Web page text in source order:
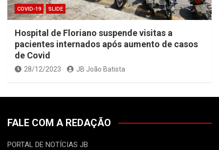
COVID-19 SLIDE
Hospital de Floriano suspende visitas a
pacientes internados após aumento de casos
de Covid
28/12/2023 JB João Batista
FALE COM A REDAÇÃO
PORTAL DE NOTÍCIAS JB